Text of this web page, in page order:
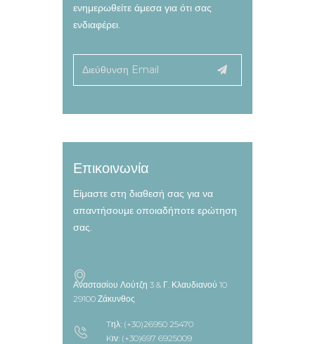
ενημερωθείτε άμεσα για ότι σας
ενδιαφέρει.
Επικοινωνία
Είμαστε στη διαθεσή σας για να
απαντήσουμε οποιαδήποτε ερώτηση
σας.
Αναστασίου Λούτζη 3 & Γ. Κλαυδιανού 10
29100 Ζάκυνθος
Tηλ: (+30)26950 25470
Kιν: (+30)697 6925009